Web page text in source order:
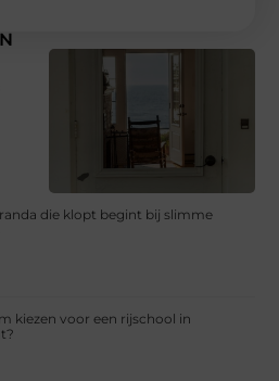
die klopt begint bij slimme
kiezen voor een rijschool in